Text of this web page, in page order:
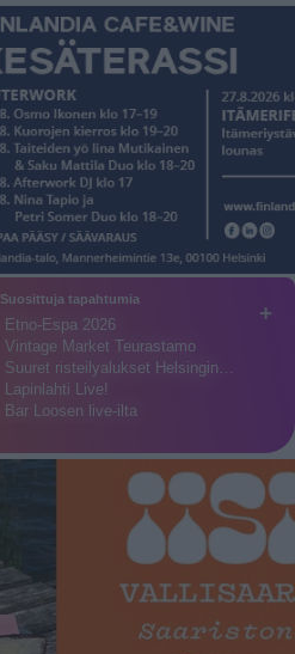
+
Suosittuja tapahtumia
Etno-Espa 2026
Vintage Market Teurastamo
Suuret risteilyalukset Helsingin…
Lapinlahti Live!
Bar Loosen live-ilta